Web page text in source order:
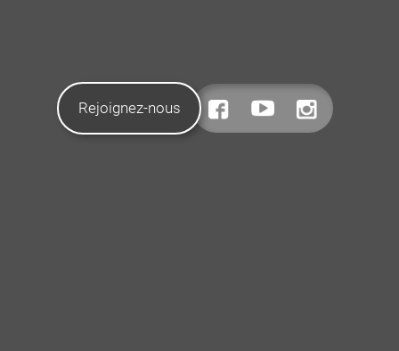
Rejoignez-nous